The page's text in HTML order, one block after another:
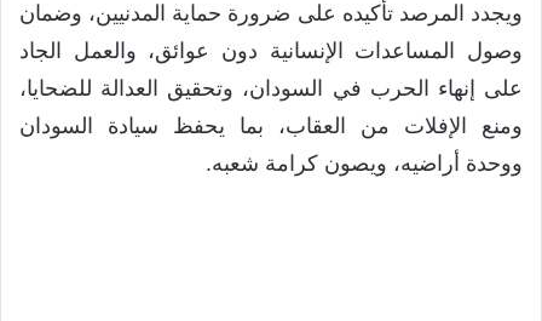
ويجدد المرصد تأكيده على ضرورة حماية المدنيين، وضمان
وصول المساعدات الإنسانية دون عوائق، والعمل الجاد
على إنهاء الحرب في السودان، وتحقيق العدالة للضحايا،
ومنع الإفلات من العقاب، بما يحفظ سيادة السودان
ووحدة أراضيه، ويصون كرامة شعبه.